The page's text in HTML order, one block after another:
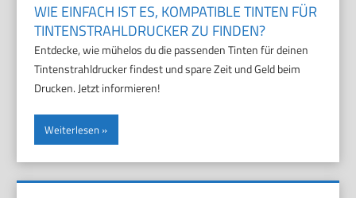
WIE EINFACH IST ES, KOMPATIBLE TINTEN FÜR
TINTENSTRAHLDRUCKER ZU FINDEN?
Entdecke, wie mühelos du die passenden Tinten für deinen
Tintenstrahldrucker findest und spare Zeit und Geld beim
Drucken. Jetzt informieren!
Weiterlesen